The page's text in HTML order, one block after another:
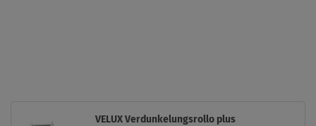
VELUX Verdunkelungsrollo plus